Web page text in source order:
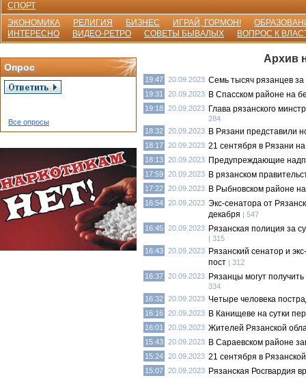
СПОРТ
ЭКОНОМИКА
РЕЛИГИЯ БИЗНЕС ИГРАЙ, ГОРМОН!
ИНТЕРЕСНО
ВИДЕО-РЕТРО СОВЕТЫ БЫВАЛЫХ ВОПРОС К
Опрос
Все опросы
Архив
19:47 20.09.2023 Семь тысяч рязанцев
19:31 20.09.2023 В Спасском районе на
19:18 20.09.2023 Глава рязанского
284
18:32 20.09.2023 В Рязани представили
18:17 20.09.2023 21 сентября в Рязани
18:13 20.09.2023 Предупреждающие
17:59 20.09.2023 В рязанском
17:22 20.09.2023 В Рыбновском районе
16:54 20.09.2023 Экс-сенатора от
декабря | 547
16:45 20.09.2023 Рязанская полиция за
| 315
16:43 20.09.2023 Рязанский сенатор и
пост | 312
16:37 20.09.2023 Рязанцы могут
334
16:32 20.09.2023 Четыре человека
16:16 20.09.2023 В Канищеве на сутки
16:01 20.09.2023 Жителей Рязанской
15:43 20.09.2023 В Сараевском районе
15:24 20.09.2023 21 сентября в
15:07 20.09.2023 Рязанская Росгвардия